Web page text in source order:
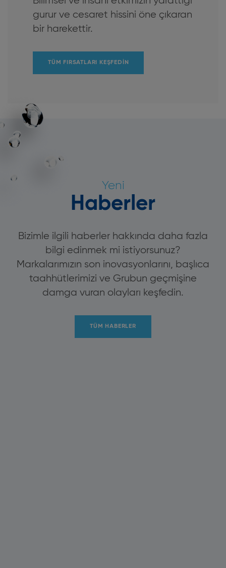
gurur ve cesaret hissini öne çıkaran
bir harekettir.
TÜM FIRSATLARI KEŞFEDIN
Yeni
Haberler
Bizimle ilgili haberler hakkında daha fazla
bilgi edinmek mi istiyorsunuz?
Markalarımızın son inovasyonlarını, başlıca
taahhütlerimizi ve Grubun geçmişine
damga vuran olayları keşfedin.
TÜM HABERLER